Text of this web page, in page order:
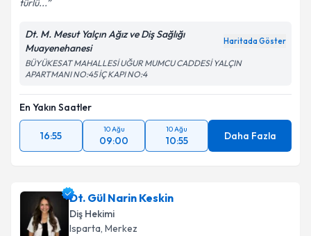
türlü...
Dt. M. Mesut Yalçın Ağız ve Diş Sağlığı
Muayenehanesi
Haritada Göster
BÜYÜKESAT MAHALLESİ UĞUR MUMCU CADDESİ YALÇIN
APARTMANI NO:45 İÇ KAPI NO:4
En Yakın Saatler
16:55
10 Ağu
09:00
10 Ağu
10:55 Daha Fazla
Dt. Gül Narin Keskin
Diş Hekimi
Isparta, Merkez